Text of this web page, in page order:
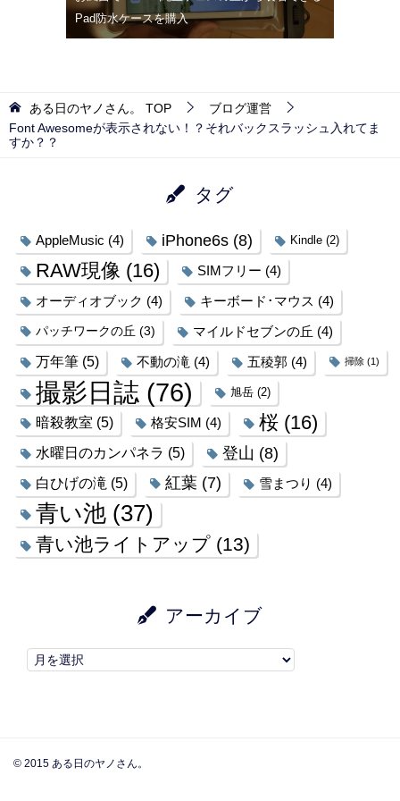
Pad防水ケースを購入
ある日のヤノさん。 TOP
ブログ運営
Font Awesomeが表示されない！？それバックスラッシュ入れてま
すか？？
タグ
AppleMusic (4) iPhone6s (8) Kindle (2)
RAW現像 (16) SIMフリー (4)
オーディオブック (4) キーボード･マウス (4)
パッチワークの丘 (3) マイルドセブンの丘 (4)
万年筆 (5) 不動の滝 (4) 五稜郭 (4) 掃除 (1)
撮影日誌 (76) 旭岳 (2)
暗殺教室 (5) 格安SIM (4) 桜 (16)
水曜日のカンパネラ (5) 登山 (8)
白ひげの滝 (5) 紅葉 (7) 雪まつり (4)
青い池 (37)
青い池ライトアップ (13)
アーカイブ
© 2015 ある日のヤノさん。